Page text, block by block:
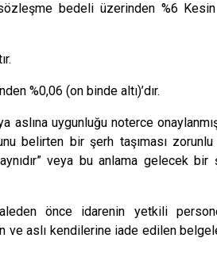
bedeli üzerinden %6
%0,06 (on binde altı)’dır.
aslına uygunluğu noterce
belirten bir şerh taşıması
veya bu anlama gelecek bir
önce idarenin yetkili
ve aslı kendilerine iade edilen